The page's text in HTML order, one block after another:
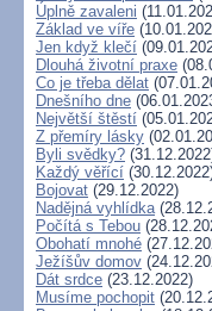
Úplně zavaleni
Základ ve víře
Jen když klečí
Dlouhá životní praxe
Co je třeba dělat
Dnešního dne
Největší štěstí
Z přemíry lásky
Byli svědky?
Každý věřící
Bojovat (29.12.2022)
Nadějná vyhlídka
Počítá s Tebou
Obohatí mnohé
Ježíšův domov
Dát srdce (23.12.2022)
Musíme pochopit